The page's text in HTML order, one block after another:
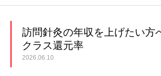
訪問針灸の年収を上げたい方
クラス還元率
2026.06.10